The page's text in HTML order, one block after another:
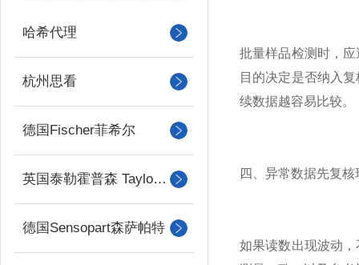
哈希代理
杭州思看
德国Fischer菲希尔
英国泰勒霍普森 Taylor Hobson
德国Sensopart森萨帕特
批量样品检测时，
目的决定是否纳入
续数据越容易比较。
四、异常数据先复核
如果读数出现波动